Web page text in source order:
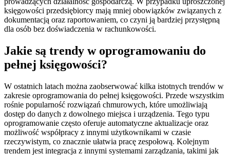
księgowości przedsiębiorcy mają mniej obowiązków związanych z
dokumentacją oraz raportowaniem, co czyni ją bardziej przystępną
dla osób bez doświadczenia w rachunkowości.
Jakie są trendy w oprogramowaniu do
pełnej księgowości?
W ostatnich latach można zaobserwować kilka istotnych trendów w
zakresie oprogramowania do pełnej księgowości. Przede wszystkim
rośnie popularność rozwiązań chmurowych, które umożliwiają
dostęp do danych z dowolnego miejsca i urządzenia. Tego typu
oprogramowanie często oferuje automatyczne aktualizacje oraz
możliwość współpracy z innymi użytkownikami w czasie
rzeczywistym, co znacznie ułatwia pracę zespołową. Kolejnym
trendem jest integracja z innymi systemami zarządzania, takimi jak